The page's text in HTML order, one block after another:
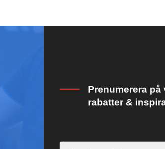
Prenumerera
rabatter &